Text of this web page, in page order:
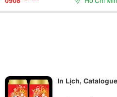
In Lịch,